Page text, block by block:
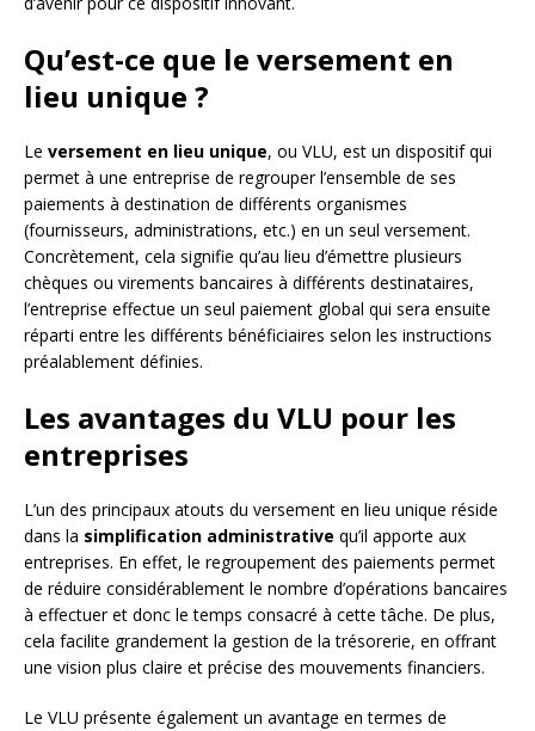
Qu’est-ce que le versement en
lieu unique ?
Le versement en lieu unique, ou VLU, est un dispositif qui
permet à une entreprise de regrouper l’ensemble de ses
paiements à destination de différents organismes
(fournisseurs, administrations, etc.) en un seul versement.
Concrètement, cela signifie qu’au lieu d’émettre plusieurs
chèques ou virements bancaires à différents destinataires,
l’entreprise effectue un seul paiement global qui sera ensuite
réparti entre les différents bénéficiaires selon les instructions
préalablement définies.
Les avantages du VLU pour les
entreprises
L’un des principaux atouts du versement en lieu unique réside
dans la simplification administrative qu’il apporte aux
entreprises. En effet, le regroupement des paiements permet
de réduire considérablement le nombre d’opérations bancaires
à effectuer et donc le temps consacré à cette tâche. De plus,
cela facilite grandement la gestion de la trésorerie, en offrant
une vision plus claire et précise des mouvements financiers.
Le VLU présente également un avantage en termes de